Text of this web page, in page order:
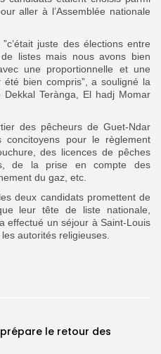
aller à l’Assemblée nationale
juste des élections entre
listes mais nous avons bien
une proportionnelle et une
bien compris”, a souligné la
Terànga, El hadj Momar
des pêcheurs de Guet-Ndar
concitoyens pour le règlement
des licences de pêches
de la prise en compte des
du gaz, etc.
deux candidats promettent de
leur tête de liste nationale,
effectué un séjour à Saint-Louis
autorités religieuses.
le retour des